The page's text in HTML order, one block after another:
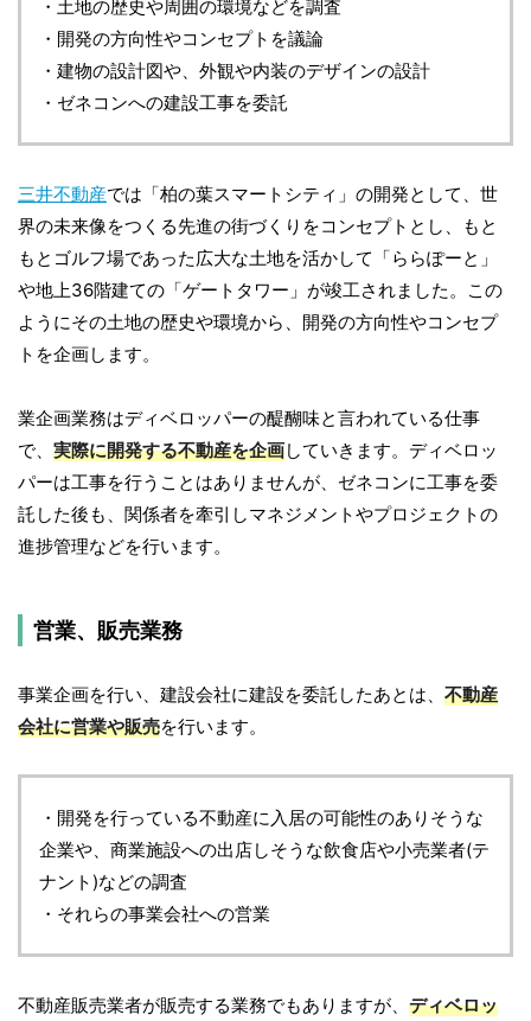
・土地の歴史や周囲の環境などを調査
・開発の方向性やコンセプトを議論
・建物の設計図や、外観や内装のデザインの設計
・ゼネコンへの建設工事を委託
三井不動産では「柏の葉スマートシティ」の開発として、世
界の未来像をつくる先進の街づくりをコンセプトとし、もと
もとゴルフ場であった広大な土地を活かして「ららぽーと」
や地上36階建ての「ゲートタワー」が竣工されました。この
ようにその土地の歴史や環境から、開発の方向性やコンセプ
トを企画します。
業企画業務はディベロッパーの醍醐味と言われている仕事
で、 実際に開発する不動産を企画していきます。ディベロッ
パーは工事を行うことはありませんが、ゼネコンに工事を委
託した後も、関係者を牽引しマネジメントやプロジェクトの
進捗管理などを行います。
営業、販売業務
事業企画を行い、建設会社に建設を委託したあとは、 不動産
会社に営業や販売を行います。
・開発を行っている不動産に入居の可能性のありそうな
企業や、商業施設への出店しそうな飲食店や小売業者(テ
ナント)などの調査
・それらの事業会社への営業
不動産販売業者が販売する業務でもありますが、 ディベロッ